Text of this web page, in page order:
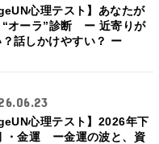
心理テスト】あなたが
“オーラ”診断 ー 近寄りが
話しかけやすい？ ー
心理テスト】2026年下
・金運 ー金運の波と、資